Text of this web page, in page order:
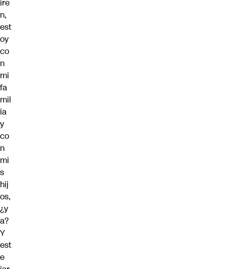
ire
n,
est
oy
co
n
mi
fa
mil
ia
y
co
n
mi
s
hij
os,
¿y
a?
Y
est
e